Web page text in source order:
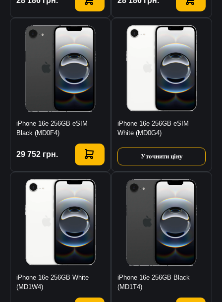
iPhone 16e 256GB eSIM
Black (MD0F4)
29 752 грн.
Купити
iPhone 16e 256GB eSIM
White (MD0G4)
Уточнити ціну
iPhone 16e 256GB White
(MD1W4)
iPhone 16e 256GB Black
(MD1T4)